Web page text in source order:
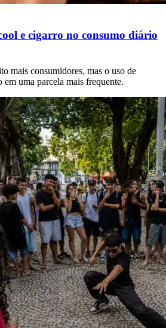
e cigarro no consumo diário
mais consumidores, mas o uso de
em uma parcela mais frequente.